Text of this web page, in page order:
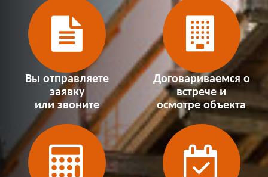
Вы отправляете
заявку
или звоните
Договариваемся о
встрече и
осмотре объекта